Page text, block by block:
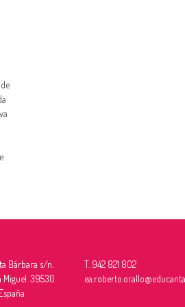
Bárbara s/n.
Miguel. 39530
T. 942 821 802